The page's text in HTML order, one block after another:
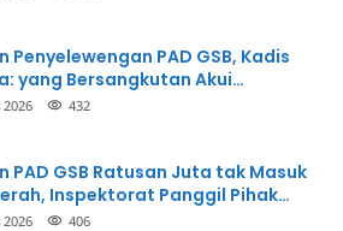
Penyelewengan PAD GSB, Kadis
yang Bersangkutan Akui
dan Siap Mengembalikan
432
PAD GSB Ratusan Juta tak Masuk
Inspektorat Panggil Pihak
406